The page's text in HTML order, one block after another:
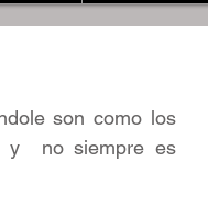
son como los
y  no siempre es